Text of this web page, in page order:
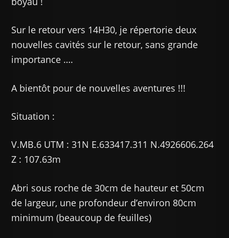
Sur le retour vers 14H30, je répertorie deux
nouvelles cavités sur le retour, sans grande
importance ….
A bientôt pour de nouvelles aventures !!!
Situation :
V.MB.6 UTM : 31N E.633417.311 N.4926606.264
Z : 107.63m
Abri sous roche de 30cm de hauteur et 50cm
de largeur, une profondeur d’environ 80cm
minimum (beaucoup de feuilles)